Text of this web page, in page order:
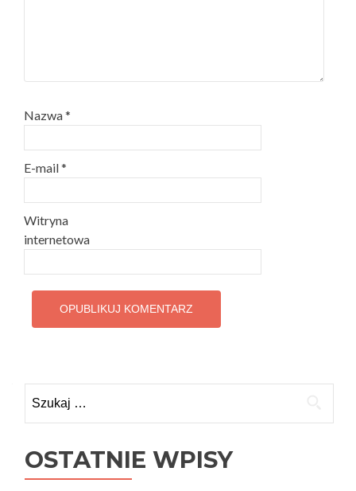
Nazwa*
E-mail*
Witryna
internetowa
OSTATNIE WPISY